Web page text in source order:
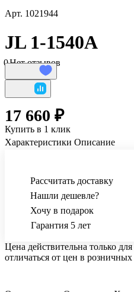
Арт. 1021944
JL 1-1540A
0Нет отзывов
17 660 ₽
Купить в 1 клик
Характеристики Описание
Рассчитать доставку
Нашли дешевле?
Хочу в подарок
Гарантия 5 лет
Цена действительна только
отличаться от цен в